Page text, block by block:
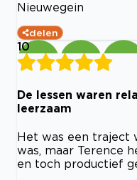
Nieuwegein
delen
10
De lessen waren
leerzaam
Het was een traject
was, maar Terence
en toch productief